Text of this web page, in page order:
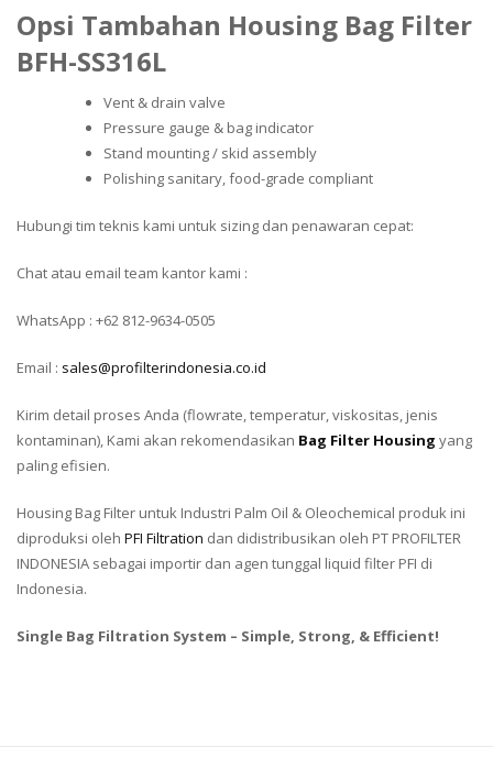
Opsi Tambahan Housing Bag Filter
BFH-SS316L
Vent & drain valve
Pressure gauge & bag indicator
Stand mounting / skid assembly
Polishing sanitary, food-grade compliant
Hubungi tim teknis kami untuk sizing dan penawaran cepat:
Chat atau email team kantor kami :
WhatsApp : +62 812-9634-0505
Email : sales@profilterindonesia.co.id
Kirim detail proses Anda (flowrate, temperatur, viskositas, jenis
kontaminan), Kami akan rekomendasikan Bag Filter Housing yang
paling efisien.
Housing Bag Filter untuk Industri Palm Oil & Oleochemical produk ini
diproduksi oleh PFI Filtration dan didistribusikan oleh PT PROFILTER
INDONESIA sebagai importir dan agen tunggal liquid filter PFI di
Indonesia.
Single Bag Filtration System – Simple, Strong, & Efficient!